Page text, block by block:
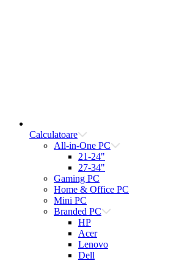
Calculatoare
All-in-One PC
21-24"
27-34"
Gaming PC
Home & Office PC
Mini PC
Branded PC
HP
Acer
Lenovo
Dell